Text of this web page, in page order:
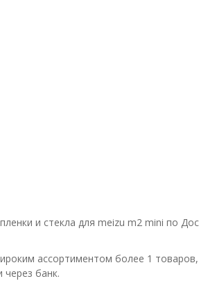
и стекла для meizu m2 mini по
ассортиментом более 1
банк.